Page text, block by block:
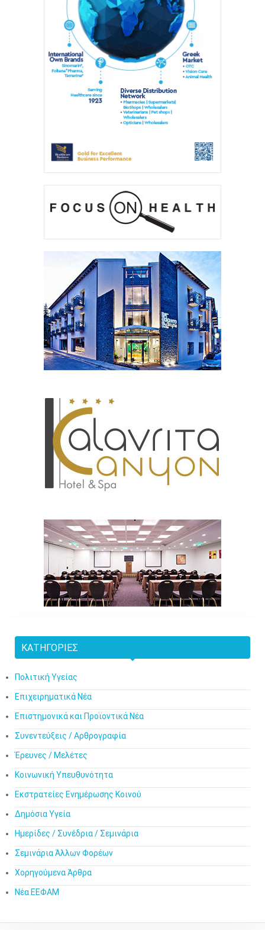
ΚΑΤΗΓΟΡΊΕΣ
Πολιτική Υγείας
Επιχειρηματικά Νέα
Επιστημονικά και Προϊοντικά Νέα
Συνεντεύξεις / Αρθρογραφία
Έρευνες / Μελέτες
Κοινωνική Υπευθυνότητα
Εκστρατείες Ενημέρωσης Κοινού
Δημόσια Υγεία
Ημερίδες / Συνέδρια / Σεμινάρια
Σεμινάρια Άλλων Φορέων
Χορηγούμενα Άρθρα
Νέα ΕΕΦΑΜ